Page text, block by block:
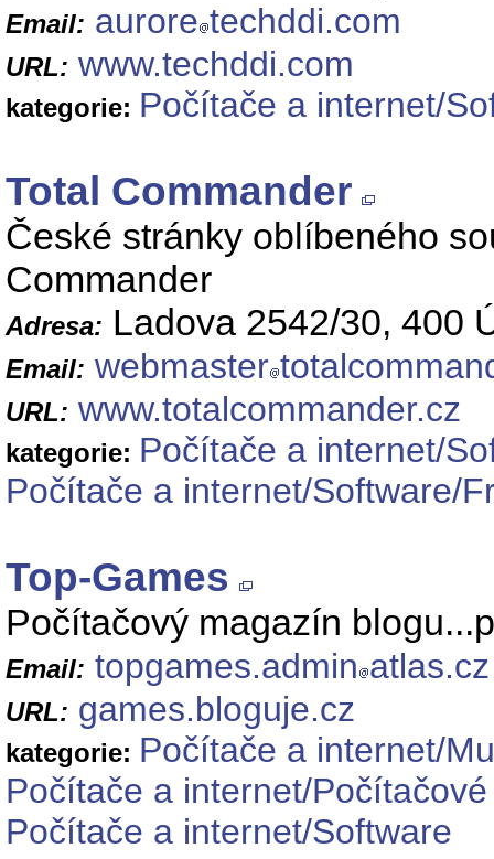
Email: aurore techddi.com
URL: www.techddi.com
kategorie: Počítače a internet/
Total Commander
České stránky oblíbeného
Commander
Adresa: Ladova 2542/30, 400
Email: webmaster
URL: www.totalcommander.cz
kategorie: Počítače a internet/
Počítače a internet/Software/
Top-Games
Počítačový magazín
Email: topgames.admin atlas.cz
URL: games.bloguje.cz
kategorie: Počítače a internet/
Počítače a internet/
Počítače a internet/Software